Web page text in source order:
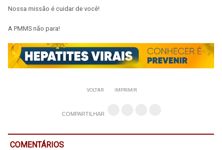
Nossa missão é cuidar de você!
A PMMS não para!
VOLTAR IMPRIMIR
COMPARTILHAR
COMENTÁRIOS